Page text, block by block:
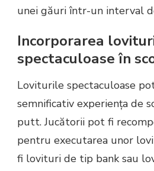
unei găuri într-un interval
Incorporarea
spectaculoase în
Loviturile spectaculoase
semnificativ experiența de
putt. Jucătorii pot fi
pentru executarea unor
fi lovituri de tip bank sau